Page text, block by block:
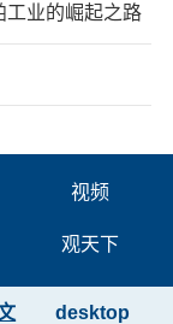
工业的崛起之路
视频
观天下
desktop